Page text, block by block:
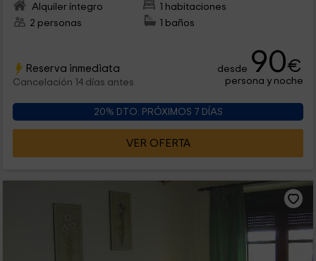
Alquiler íntegro
1 habitaciones
2 personas
1 baños
Reserva inmediata
Cancelación 14 días antes
desde 90€
persona y noche
20% DTO. PRÓXIMOS 7 DÍAS
VER OFERTA